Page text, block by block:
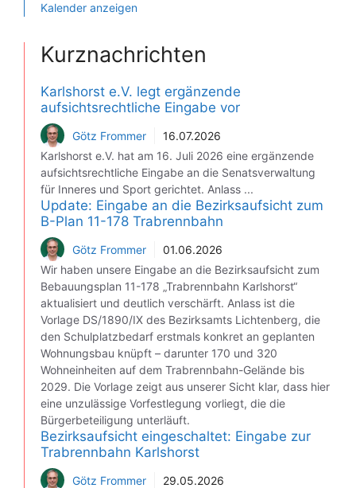
Kalender anzeigen
Kurznachrichten
Karlshorst e.V. legt ergänzende
aufsichtsrechtliche Eingabe vor
Götz Frommer
16.07.2026
Karlshorst e.V. hat am 16. Juli 2026 eine ergänzende
aufsichtsrechtliche Eingabe an die Senatsverwaltung
für Inneres und Sport gerichtet. Anlass ...
Update: Eingabe an die Bezirksaufsicht zum
B-Plan 11-178 Trabrennbahn
Götz Frommer
01.06.2026
Wir haben unsere Eingabe an die Bezirksaufsicht zum
Bebauungsplan 11-178 „Trabrennbahn Karlshorst“
aktualisiert und deutlich verschärft. Anlass ist die
Vorlage DS/1890/IX des Bezirksamts Lichtenberg, die
den Schulplatzbedarf erstmals konkret an geplanten
Wohnungsbau knüpft – darunter 170 und 320
Wohneinheiten auf dem Trabrennbahn-Gelände bis
2029. Die Vorlage zeigt aus unserer Sicht klar, dass hier
eine unzulässige Vorfestlegung vorliegt, die die
Bürgerbeteiligung unterläuft.
Bezirksaufsicht eingeschaltet: Eingabe zur
Trabrennbahn Karlshorst
Götz Frommer
29.05.2026